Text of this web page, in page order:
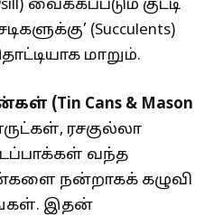
வைக்கப்படும் குட்டி
(Succulents)
மாறும்.
(Tin Cans & Mason
ரசகுல்லா
வந்த
நன்றாகக் கழுவி
இதன்